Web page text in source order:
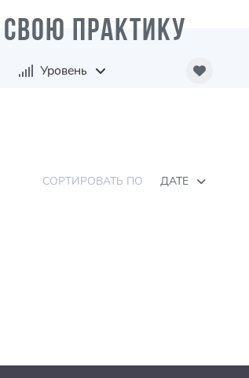
СВОЮ ПРАКТИКУ
Уровень
СОРТИРОВАТЬ ПО ДАТЕ